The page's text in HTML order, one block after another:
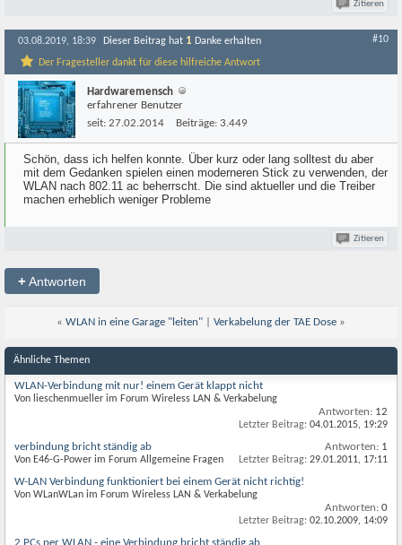
Zitieren
03.08.2019, 18:39 Dieser Beitrag hat 1 Danke erhalten
Der Fragesteller dankt für diese hilfreiche Antwort
#10
Hardwaremensch
erfahrener Benutzer
seit: 27.02.2014 Beiträge: 3.449
Schön, dass ich helfen konnte. Über kurz oder lang solltest du aber
mit dem Gedanken spielen einen moderneren Stick zu verwenden, der
WLAN nach 802.11 ac beherrscht. Die sind aktueller und die Treiber
machen erheblich weniger Probleme
Zitieren
+Antworten
« WLAN in eine Garage "leiten" Verkabelung der TAE Dose »
Ähnliche Themen
WLAN-Verbindung mit nur! einem Gerät klappt nicht
Von lieschenmueller im Forum Wireless LAN & Verkabelung
Antworten: 12
Letzter Beitrag: 04.01.2015, 19:29
verbindung bricht ständig ab
Von E46-G-Power im Forum Allgemeine Fragen
Antworten: 1
Letzter Beitrag: 29.01.2011, 17:11
W-LAN Verbindung funktioniert bei einem Gerät nicht richtig!
Von WLanWLan im Forum Wireless LAN & Verkabelung
Antworten: 0
Letzter Beitrag: 02.10.2009, 14:09